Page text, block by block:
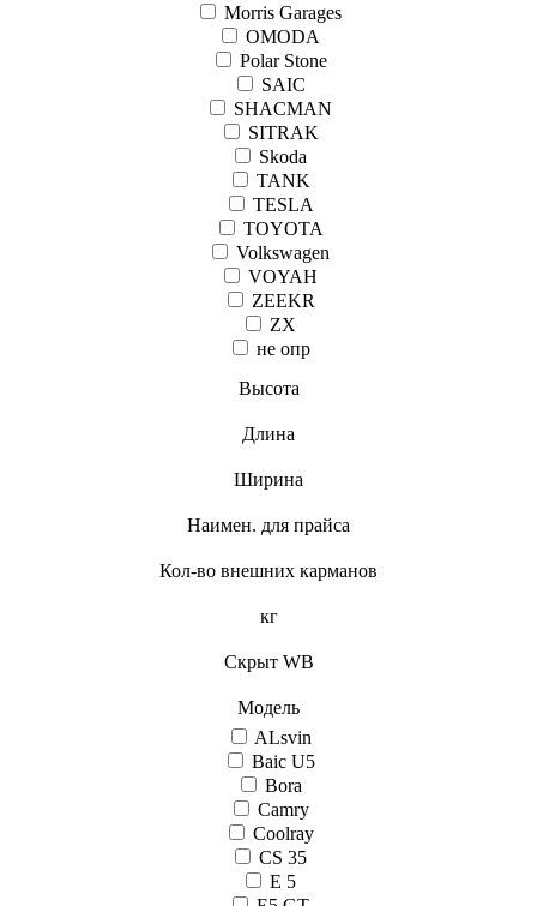
Morris Garages
OMODA
Polar Stone
SAIC
SHACMAN
SITRAK
Skoda
TANK
TESLA
TOYOTA
Volkswagen
VOYAH
ZEEKR
ZX
не опр
Высота
Длина
Ширина
Наимен. для прайса
Кол-во внешних карманов
кг
Скрыт WB
Модель
ALsvin
Baic U5
Bora
Camry
Coolray
CS 35
E 5